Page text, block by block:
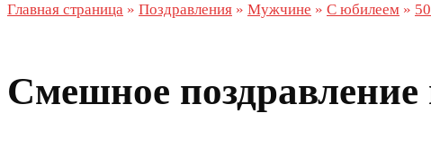
Главная страница » Поздравления » Мужчине » С юбилеем »
Смешное